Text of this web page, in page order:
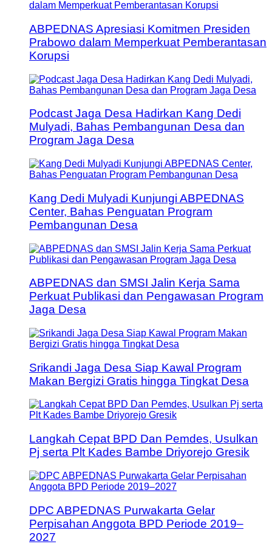
ABPEDNAS Apresiasi Komitmen Presiden
Prabowo dalam Memperkuat Pemberantasan
Korupsi
Podcast Jaga Desa Hadirkan Kang Dedi
Mulyadi, Bahas Pembangunan Desa dan
Program Jaga Desa
Kang Dedi Mulyadi Kunjungi ABPEDNAS
Center, Bahas Penguatan Program
Pembangunan Desa
ABPEDNAS dan SMSI Jalin Kerja Sama
Perkuat Publikasi dan Pengawasan Program
Jaga Desa
Srikandi Jaga Desa Siap Kawal Program
Makan Bergizi Gratis hingga Tingkat Desa
Langkah Cepat BPD Dan Pemdes, Usulkan
Pj serta Plt Kades Bambe Driyorejo Gresik
DPC ABPEDNAS Purwakarta Gelar
Perpisahan Anggota BPD Periode 2019–
2027